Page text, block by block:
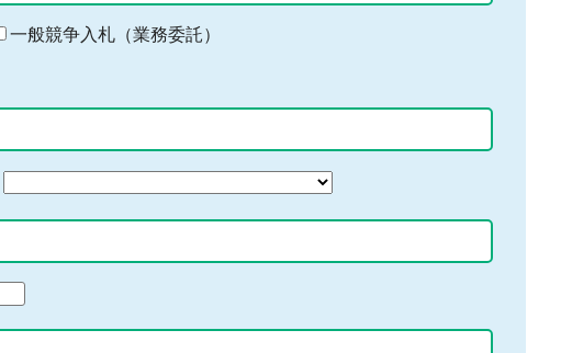
一般競争入札（業務委託）